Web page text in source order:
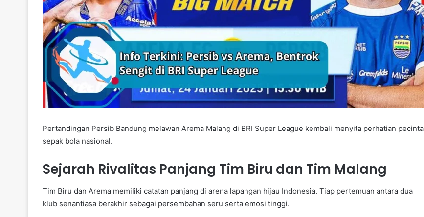
Pertandingan Persib Bandung melawan Arema Malang di BRI Super League kembali menyita perhatian pecinta
sepak bola nasional.
Sejarah Rivalitas Panjang Tim Biru dan Tim Malang
Tim Biru dan Arema memiliki catatan panjang di arena lapangan hijau Indonesia. Tiap pertemuan antara dua
klub senantiasa berakhir sebagai persembahan seru serta emosi tinggi.